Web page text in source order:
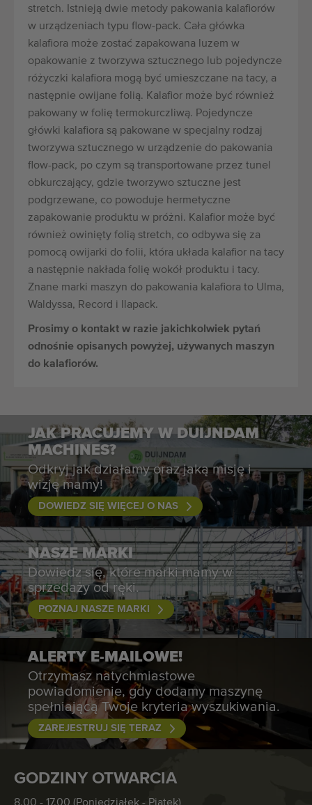
stretch. Istnieją dwie metody pakowania kalafiorów
w urządzeniach typu flow-pack. Cała główka
kalafiora może zostać zapakowana luzem w
opakowanie z tworzywa sztucznego lub pojedyncze
różyczki kalafiora mogą być umieszczane na tacy, a
następnie owijane folią. Kalafior może być również
pakowany w folię termokurczliwą. Pojedyncze
główki kalafiora są pakowane w specjalny rodzaj
tworzywa sztucznego w urządzenie do pakowania
flow-pack, po czym są transportowane przez tunel
obkurczający, gdzie tworzywo sztuczne jest
podgrzewane, co powoduje hermetyczne
zapakowanie produktu w próżni. Kalafior może być
również owinięty folią stretch, co odbywa się za
pomocą owijarki do folii, która układa kalafior na tacy
a następnie nakłada folię wokół produktu i tacy.
Znane marki maszyn do pakowania kalafiora to Ulma,
Waldyssa, Record i Ilapack.
Prosimy o kontakt w razie jakichkolwiek pytań
odnośnie opisanych powyżej, używanych maszyn
do kalafiorów.
JAK PRACUJEMY W DUIJNDAM
MACHINES?
Odkryj jak działamy oraz jaką misję i
wizję mamy!
DOWIEDZ SIĘ WIĘCEJ O NAS
NASZE MARKI
Dowiedz się, które marki mamy w
sprzedaży od ręki.
POZNAJ NASZE MARKI
ALERTY E-MAILOWE!
Otrzymasz natychmiastowe
powiadomienie, gdy dodamy maszynę
spełniającą Twoje kryteria wyszukiwania.
ZAREJESTRUJ SIĘ TERAZ
GODZINY OTWARCIA
8.00 - 17.00 (Poniedziałek - Piątek)